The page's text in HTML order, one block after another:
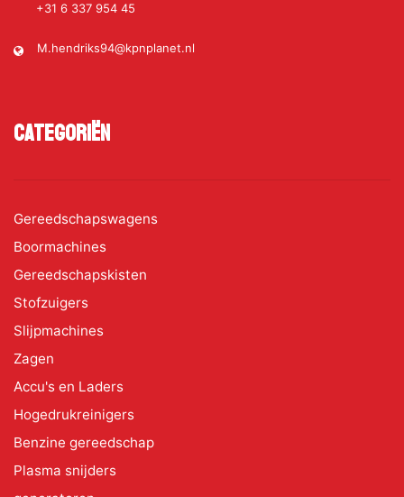
+31 6 337 954 45
M.hendriks94@kpnplanet.nl
Categoriën
Gereedschapswagens
Boormachines
Gereedschapskisten
Stofzuigers
Slijpmachines
Zagen
Accu's en Laders
Hogedrukreinigers
Benzine gereedschap
Plasma snijders